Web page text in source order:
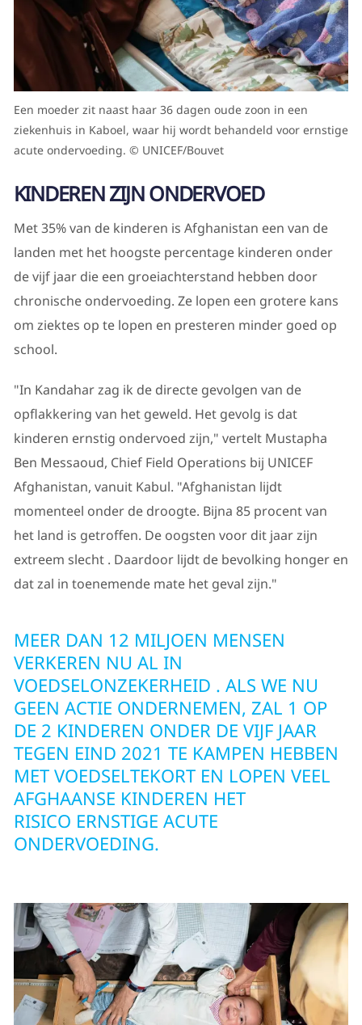
Een moeder zit naast haar 36 dagen oude zoon in een
ziekenhuis in Kaboel, waar hij wordt behandeld voor ernstige
acute ondervoeding. © UNICEF/Bouvet
KINDEREN ZIJN ONDERVOED
Met 35% van de kinderen is Afghanistan een van de
landen met het hoogste percentage kinderen onder
de vijf jaar die een groeiachterstand hebben door
chronische ondervoeding. Ze lopen een grotere kans
om ziektes op te lopen en presteren minder goed op
school.
"In Kandahar zag ik de directe gevolgen van de
opflakkering van het geweld. Het gevolg is dat
kinderen ernstig ondervoed zijn," vertelt Mustapha
Ben Messaoud, Chief Field Operations bij UNICEF
Afghanistan, vanuit Kabul. "Afghanistan lijdt
momenteel onder de droogte. Bijna 85 procent van
het land is getroffen. De oogsten voor dit jaar zijn
extreem slecht . Daardoor lijdt de bevolking honger en
dat zal in toenemende mate het geval zijn."
MEER DAN 12 MILJOEN MENSEN
VERKEREN NU AL IN
VOEDSELONZEKERHEID . ALS WE NU
GEEN ACTIE ONDERNEMEN, ZAL 1 OP
DE 2 KINDEREN ONDER DE VIJF JAAR
TEGEN EIND 2021 TE KAMPEN HEBBEN
MET VOEDSELTEKORT EN LOPEN VEEL
AFGHAANSE KINDEREN HET
RISICO ERNSTIGE ACUTE
ONDERVOEDING.